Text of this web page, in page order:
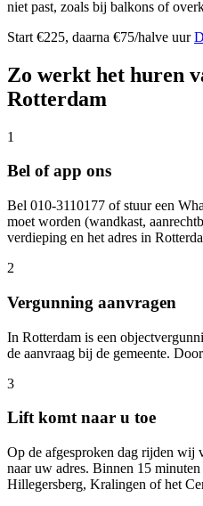
niet past, zoals bij balkons of
Start €225, daarna €75/halve uur
Zo werkt het huren
Rotterdam
1
Bel of app ons
Bel 010-3110177 of stuur een
moet worden (wandkast,
verdieping en het adres in
2
Vergunning aanvragen
In Rotterdam is een
de aanvraag bij de gemeente.
3
Lift komt naar u toe
Op de afgesproken dag rijden wij
naar uw adres. Binnen 15
Hillegersberg, Kralingen of het